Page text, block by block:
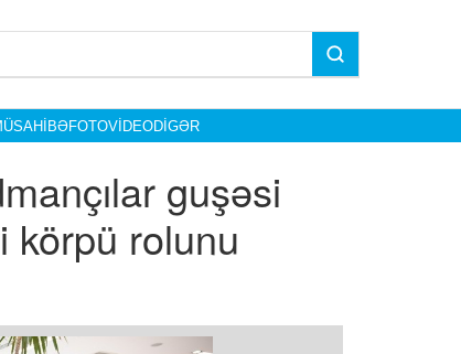
FOTOVIDEODIGƏR
guşəsi
körpü rolunu